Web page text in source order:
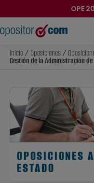
OPE
Inicio/ Oposiciones/
Gestión de la Administración
OPOSICIONES
ESTADO